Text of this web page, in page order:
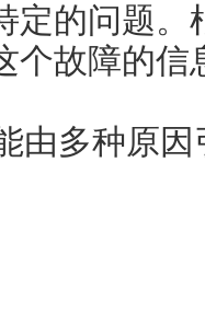
的问题
故障的信
多种原因引起